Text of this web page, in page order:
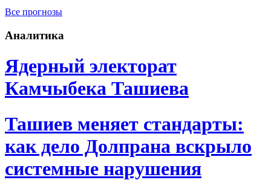
Все прогнозы
Аналитика
Ядерный электорат
Камчыбека Ташиева
Ташиев меняет стандарты:
как дело Долпрана вскрыло
системные нарушения